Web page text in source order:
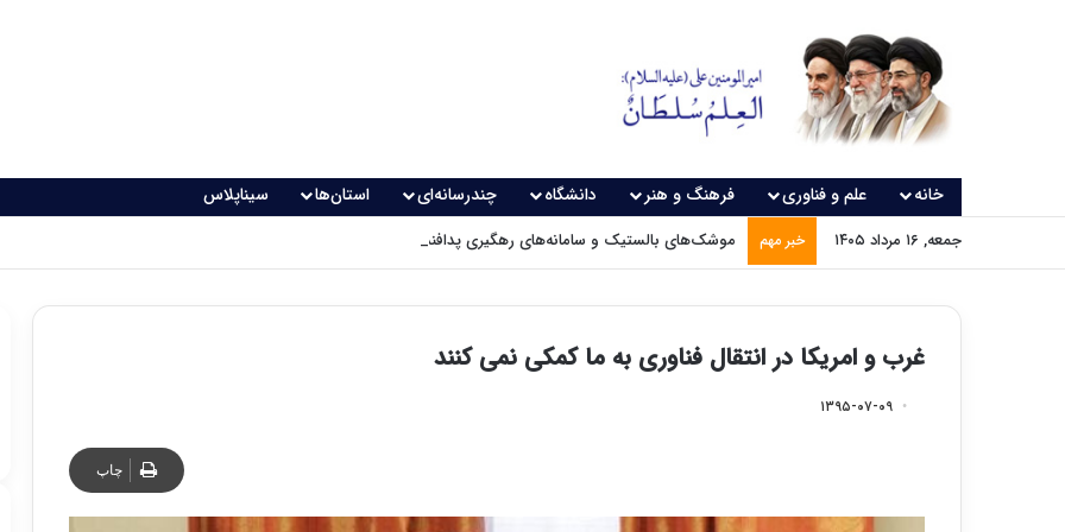
خانه علم و فناوری فرهنگ و هنر دانشگاه چندرسانه‌ای استان‌ها سیناپلاس
جمعه, ۱۶ مرداد ۱۴۰۵ خبر مهم موشک‌های بالستیک و سامانه‌های رهگیری پدافندی چگونه کار می کنند؟
غرب و امریکا در انتقال فناوری به ما کمکی نمی کنند
۱۳۹۵-۰۷-۰۹
چاپ